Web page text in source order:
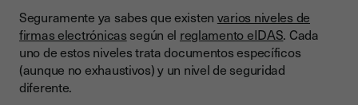
Seguramente ya sabes que existen varios niveles de
firmas electrónicas según el reglamento eIDAS. Cada
uno de estos niveles trata documentos específicos
(aunque no exhaustivos) y un nivel de seguridad
diferente.